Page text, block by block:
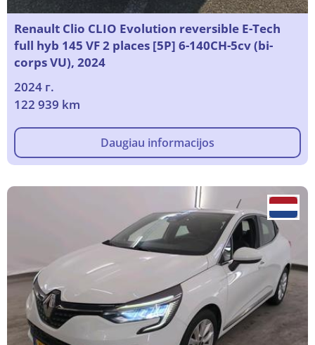
Renault Clio CLIO Evolution reversible E-Tech
full hyb 145 VF 2 places [5P] 6-140CH-5cv (bi-
corps VU), 2024
2024 г.
122 939 km
Daugiau informacijos